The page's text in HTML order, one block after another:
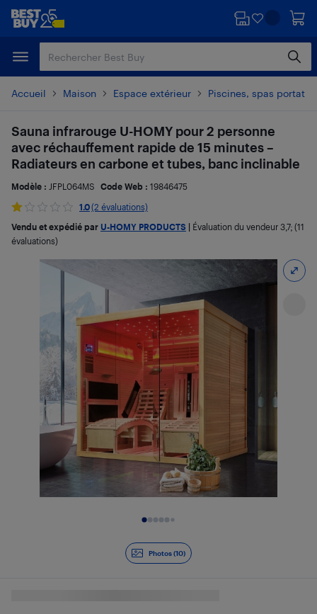
Passer
principal
Passer
Accueil Maison Espace extérieur Piscines, spas
Photos (10)
Sauna infrarouge U-HOMY pour 2 personne
avec réchauffement rapide de 15 minutes –
Radiateurs en carbone et tubes, banc inclinable
Modèle : JFPL064MS Code Web : 19846475
1.0(2 évaluations)
Vendu et expédié par U-HOMY PRODUCTS Évaluation du vendeur 3,7; (11
évaluations)